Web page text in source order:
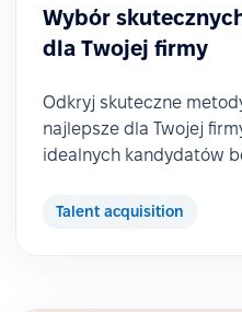
Wybór
dla Twojej firmy
Odkryj skuteczne
najlepsze dla Twojej
idealnych kandydatów
Talent acquisition